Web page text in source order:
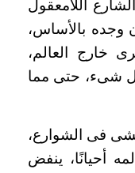
اللامعقول
وجده بالأساس،
خارج العالم،
شىء، حتى مما
فى الشوارع،
أحيانًا، ينفض